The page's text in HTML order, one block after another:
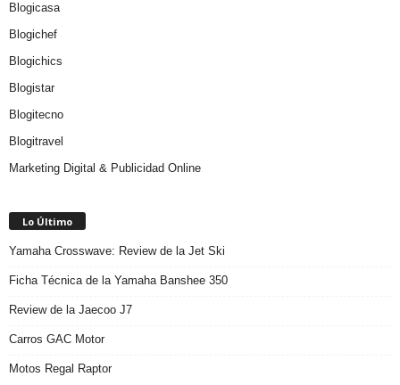
Blogicasa
Blogichef
Blogichics
Blogistar
Blogitecno
Blogitravel
Marketing Digital & Publicidad Online
Lo Último
Yamaha Crosswave: Review de la Jet Ski
Ficha Técnica de la Yamaha Banshee 350
Review de la Jaecoo J7
Carros GAC Motor
Motos Regal Raptor